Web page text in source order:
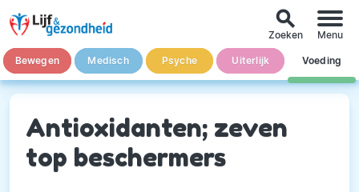
Bewegen Medisch Psyche Uiterlijk Voeding
search
Zoeken Menu
Antioxidanten; zeven
top beschermers